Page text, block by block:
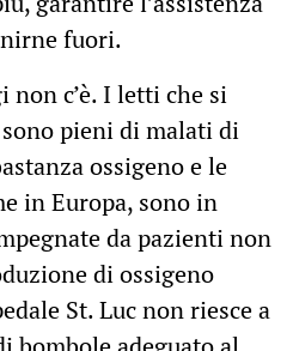
fuori.
non c’è. I letti che si
pieni di malati di
ossigeno e le
in Europa, sono in
da pazienti non
di ossigeno
St. Luc non riesce a